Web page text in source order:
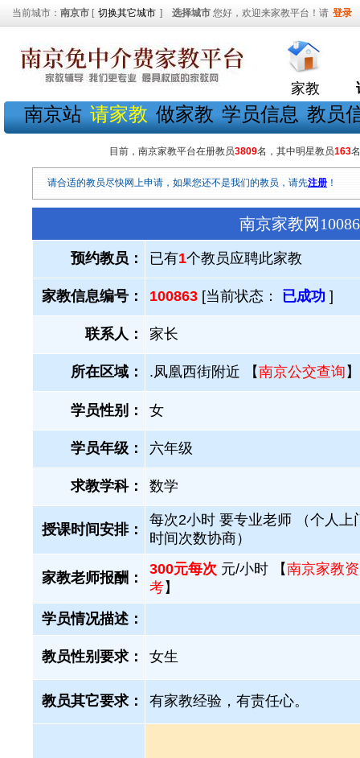
当前城市： 南京市 [ 切换其它城市 ] 选择城市 您好，欢迎来家教平台！请 登录
家教
南京站 请家教 做家教 学员信息 教员
目前，南京家教平台在册教员3809名，其中明星教员163
请合适的教员尽快网上申请，如果您还不是我们的教员，请先注册 ！
南京家教网
预约教员： 已有1个教员应聘此家教
家教信息编号： 100863 [当前状态： 已成功 ]
联系人： 家长
所在区域： .凤凰西街附近 【南京公交查询 】
学员性别： 女
学员年级： 六年级
求教学科： 数学
授课时间安排：
每次2小时 要专业老师 （个人上
时间次数协商）
家教老师报酬：
300元每次 元/小时 【南京家教
考】
学员情况描述：
教员性别要求： 女生
教员其它要求： 有家教经验，有责任心。